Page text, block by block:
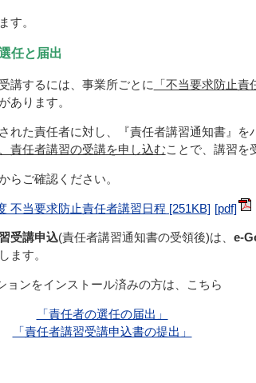
す。
任と届出
講するには、事業所ごとに
「不当要求防止責
あります。
れた責任者に対し、『責任者講習通知書』を
責任者講習の受講を申し込むことで、講習を
らご確認ください。
不当要求防止責任者講習日程 [251KB]
受講申込(責任者講習通知書の受領後)は、 e-
ます。
ョンをインストール済みの方は、こちら
「責任者の選任の届出」
「責任者講習受講申込書の提出」